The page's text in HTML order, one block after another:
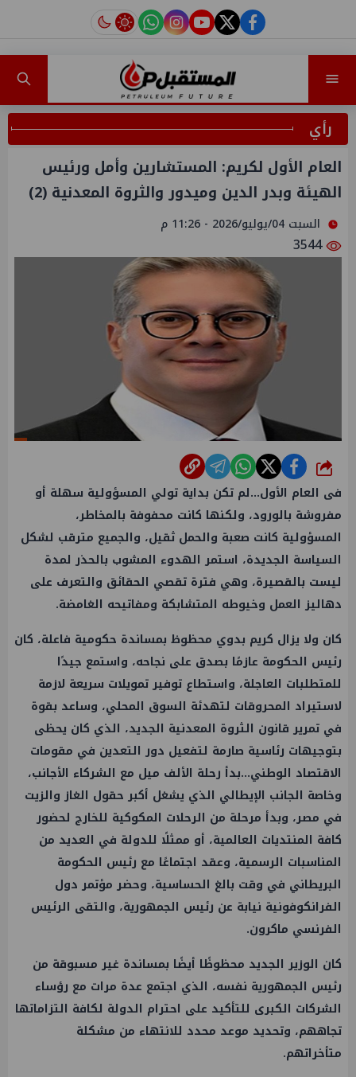
facebook
twitter
youtube
instagram
tiktok
رأي
العام الأول لكريم: المستشارين وأمل ورئيس
الهيئة وبدر الدين وميدور والثروة المعدنية (2)
السبت 04/يوليو/2026 - 11:26 م
3544
شارك
فى العام الأول...لم تكن بداية تولي المسؤولية سهلة أو
مفروشة بالورود، ولكنها كانت محفوفة بالمخاطر،
المسؤولية كانت صعبة والحمل ثقيل، والجميع مترقب لشكل
السياسة الجديدة، استمر الهدوء المشوب بالحذر لمدة
ليست بالقصيرة، وهي فترة تقصي الحقائق والتعرف على
دهاليز العمل وخيوطه المتشابكة ومفاتيحه الغامضة.
كان ولا يزال كريم بدوي محظوظ بمساندة حكومية فاعلة، كان
رئيس الحكومة عازمًا بصدق على نجاحه، واستمع جيدًا
للمتطلبات العاجلة، واستطاع توفير تمويلات سريعة لازمة
لاستيراد المحروقات لتهدئة السوق المحلي، وساعد بقوة
في تمرير قانون الثروة المعدنية الجديد، الذي كان يحظى
بتوجيهات رئاسية صارمة لتفعيل دور التعدين في مقومات
الاقتصاد الوطني...بدأ رحلة الألف ميل مع الشركاء الأجانب،
وخاصة الجانب الإيطالي الذي يشغل أكبر حقول الغاز والزيت
في مصر، وبدأ مرحلة من الرحلات المكوكية للخارج لحضور
كافة المنتديات العالمية، أو ممثلًا للدولة في العديد من
المناسبات الرسمية، وعقد اجتماعًا مع رئيس الحكومة
البريطاني في وقت بالغ الحساسية، وحضر مؤتمر دول
الفرانكوفونية نيابة عن رئيس الجمهورية، والتقى الرئيس
الفرنسي ماكرون.
كان الوزير الجديد محظوظًا أيضًا بمساندة غير مسبوقة من
رئيس الجمهورية نفسه، الذي اجتمع عدة مرات مع رؤساء
الشركات الكبرى للتأكيد على احترام الدولة لكافة التزاماتها
تجاههم، وتحديد موعد محدد للانتهاء من مشكلة
متأخراتهم.